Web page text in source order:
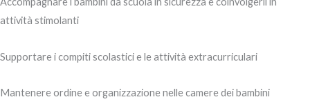
attività stimolanti
Supportare i compiti scolastici e le attività extracurriculari
Mantenere ordine e organizzazione nelle camere dei bambini